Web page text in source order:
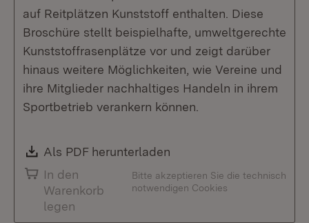
auf Reitplätzen Kunststoff enthalten. Diese
Broschüre stellt beispielhafte, umweltgerechte
Kunststoffrasenplätze vor und zeigt darüber
hinaus weitere Möglichkeiten, wie Vereine und
ihre Mitglieder nachhaltiges Handeln in ihrem
Sportbetrieb verankern können.
Download:
Als PDF herunterladen
In den
Warenkorb
legen
Bitte akzeptieren Sie die technisch
notwendigen Cookies